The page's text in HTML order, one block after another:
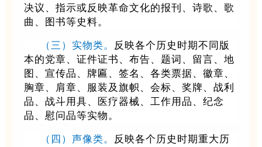
决议、指示或反映革命文化的报刊、诗歌、歌
曲、图书等史料。
（三 ） 实物类。
反映各个历史时期不同版
本的党章、证件证书、布告、题词、留言、地
图、宣传品、牌匾、签名、各类票据、徽章、
胸章、肩章、服装及旗帜、会标、奖牌、战利
品、战斗用具、医疗器械、工作用品、纪念
品、慰问品等实物。
（ 四 ） 声像类。
反映各个历史时期重大历